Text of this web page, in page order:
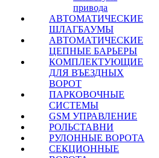
привода
АВТОМАТИЧЕСКИЕ
ШЛАГБАУМЫ
АВТОМАТИЧЕСКИЕ
ЦЕПНЫЕ БАРЬЕРЫ
КОМПЛЕКТУЮЩИЕ
ДЛЯ ВЪЕЗДНЫХ
ВОРОТ
ПАРКОВОЧНЫЕ
СИСТЕМЫ
GSM УПРАВЛЕНИЕ
РОЛЬСТАВНИ
РУЛОННЫЕ ВОРОТА
СЕКЦИОННЫЕ